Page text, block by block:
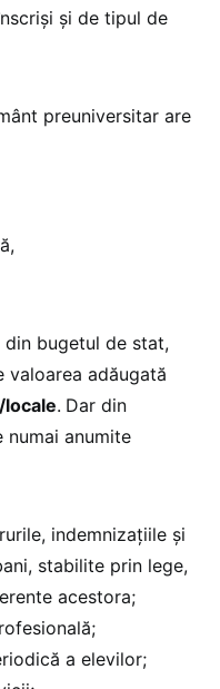
și de tipul de
preuniversitar are
din bugetul de stat,
valoarea adăugată
. Dar din
anumite
indemnizaţiile şi
stabilite prin lege,
acestora;
a elevilor;